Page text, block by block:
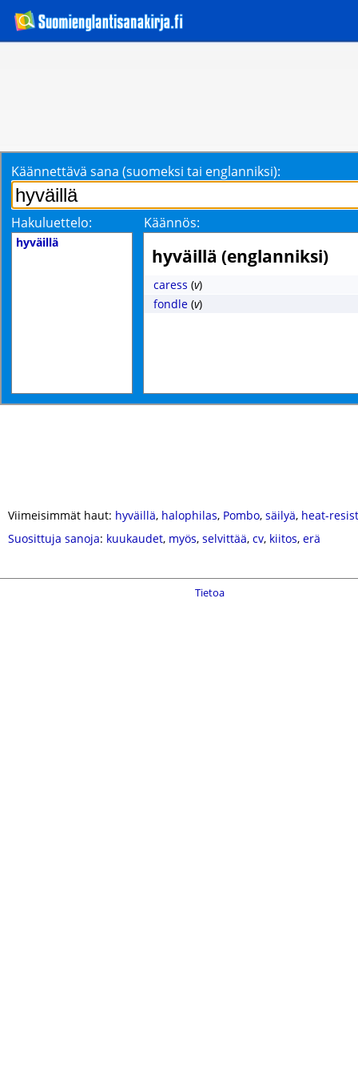
Käännettävä sana (suomeksi tai englanniksi):
Hakuluettelo: Käännös:
hyväillä
hyväillä (englanniksi)
caress (v)
fondle (v)
Viimeisimmät haut: hyväillä, halophilas, Pombo, säilyä, heat-
Suosittuja sanoja: kuukaudet, myös, selvittää, cv, kiitos, erä
Tietoa